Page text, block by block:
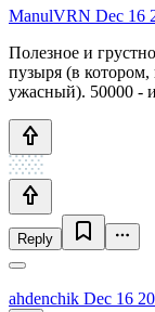
ManulVRN Dec 16
Полезное и
пузыря (в
ужасный). 50000 -
Reply
ahdenchik Dec 16